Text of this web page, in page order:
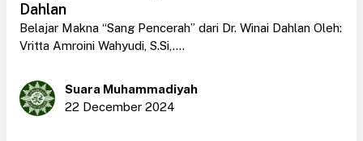
Dahlan
Belajar Makna “Sang Pencerah” dari Dr. Winai Dahlan Oleh:
Vritta Amroini Wahyudi, S.Si,....
Suara Muhammadiyah
22 December 2024